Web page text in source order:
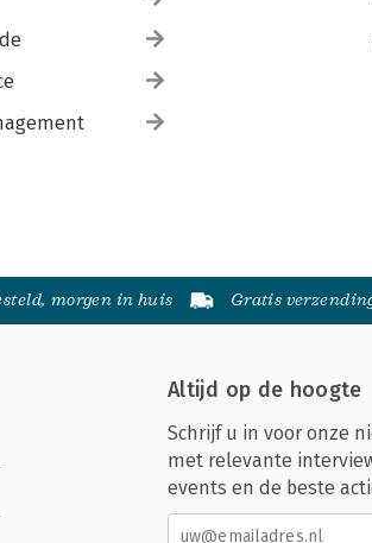
morgen in huis Gratis
Altijd op de hoogte
Schrijf u in voor onze
met relevante
events en de beste